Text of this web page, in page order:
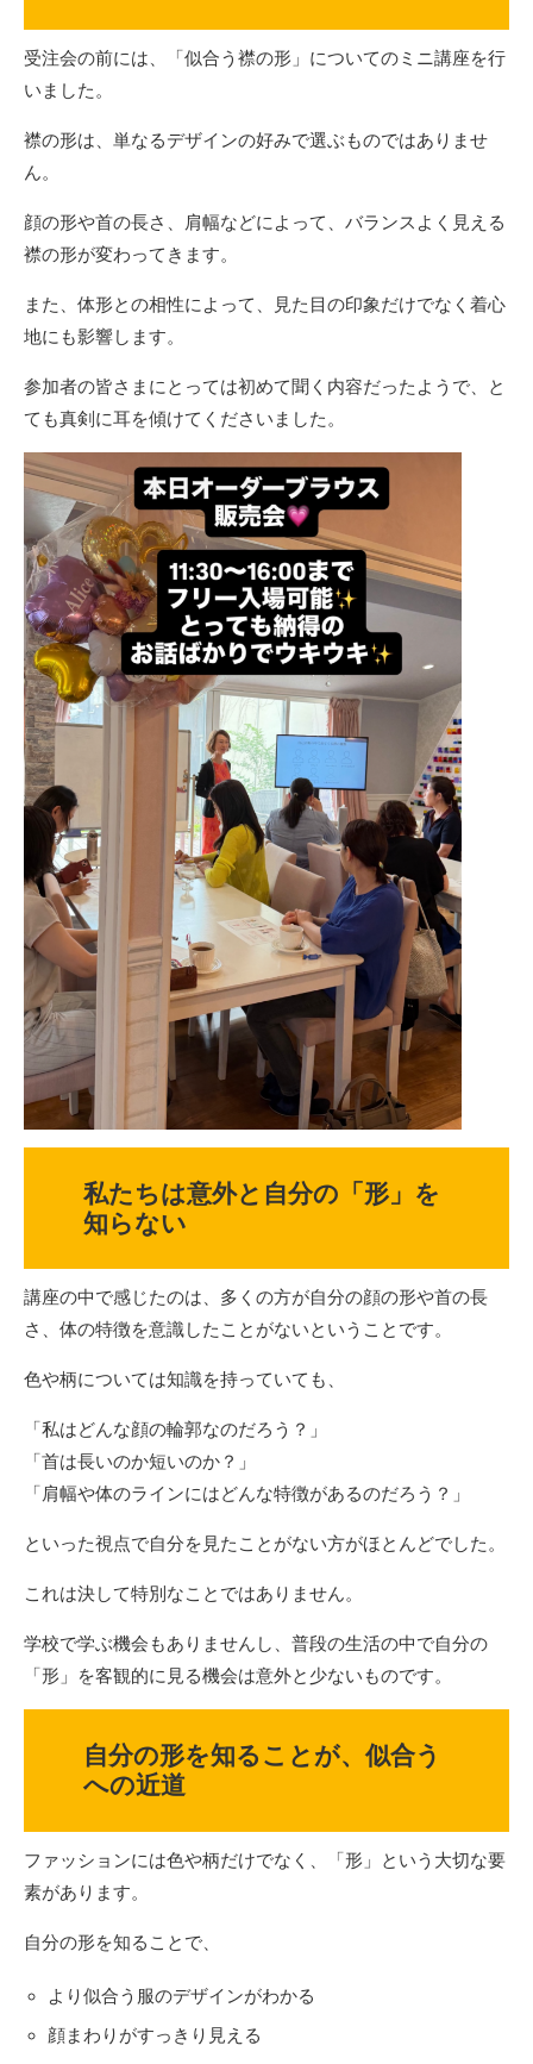
受注会の前には、「似合う襟の形」についてのミニ講座を行
いました。
襟の形は、単なるデザインの好みで選ぶものではありませ
ん。
顔の形や首の長さ、肩幅などによって、バランスよく見える
襟の形が変わってきます。
また、体形との相性によって、見た目の印象だけでなく着心
地にも影響します。
参加者の皆さまにとっては初めて聞く内容だったようで、と
ても真剣に耳を傾けてくださいました。
私たちは意外と自分の「形」を
知らない
講座の中で感じたのは、多くの方が自分の顔の形や首の長
さ、体の特徴を意識したことがないということです。
色や柄については知識を持っていても、
「私はどんな顔の輪郭なのだろう？」
「首は長いのか短いのか？」
「肩幅や体のラインにはどんな特徴があるのだろう？」
といった視点で自分を見たことがない方がほとんどでした。
これは決して特別なことではありません。
学校で学ぶ機会もありませんし、普段の生活の中で自分の
「形」を客観的に見る機会は意外と少ないものです。
自分の形を知ることが、似合う
への近道
ファッションには色や柄だけでなく、「形」という大切な要
素があります。
自分の形を知ることで、
より似合う服のデザインがわかる
顔まわりがすっきり見える